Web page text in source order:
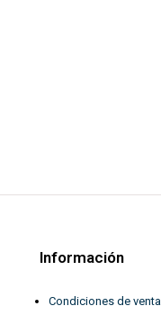
Información
Condiciones de venta